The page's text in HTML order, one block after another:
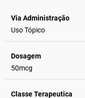
Via Administração
Uso Tópico
Dosagem
50mcg
Classe Terapeutica